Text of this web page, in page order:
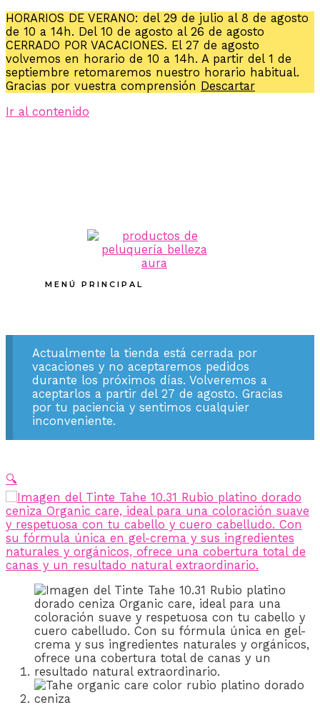
HORARIOS DE VERANO: del 29 de julio al 8 de agosto
de 10 a 14h. Del 10 de agosto al 26 de agosto
CERRADO POR VACACIONES. El 27 de agosto
volvemos en horario de 10 a 14h. A partir del 1 de
septiembre retomaremos nuestro horario habitual.
Gracias por vuestra comprensión Descartar
Ir al contenido
MENÚ PRINCIPAL
Actualmente la tienda está cerrada por
vacaciones y no aceptaremos pedidos
durante los próximos días. Volveremos a
aceptarlos a partir del 27 de agosto. Gracias
por tu paciencia y sentimos cualquier
inconveniente.
🔍